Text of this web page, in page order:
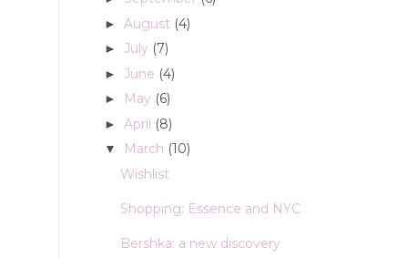
► August (4)
► July (7)
► June (4)
► May (6)
► April (8)
▼ March (10)
Wishlist
Shopping: Essence and NYC
Bershka: a new discovery